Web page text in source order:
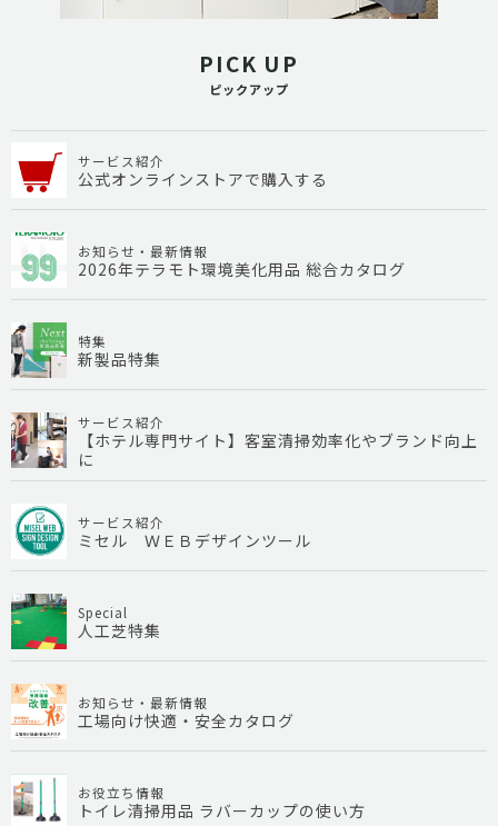
PICK UP
ピックアップ
サービス紹介
公式オンラインストアで購入する
お知らせ・最新情報
2026年テラモト環境美化用品 総合カタログ
特集
新製品特集
サービス紹介
【ホテル専門サイト】客室清掃効率化やブランド向上
に
サービス紹介
ミセル ＷＥＢデザインツール
Special
人工芝特集
お知らせ・最新情報
工場向け快適・安全カタログ
お役立ち情報
トイレ清掃用品 ラバーカップの使い方